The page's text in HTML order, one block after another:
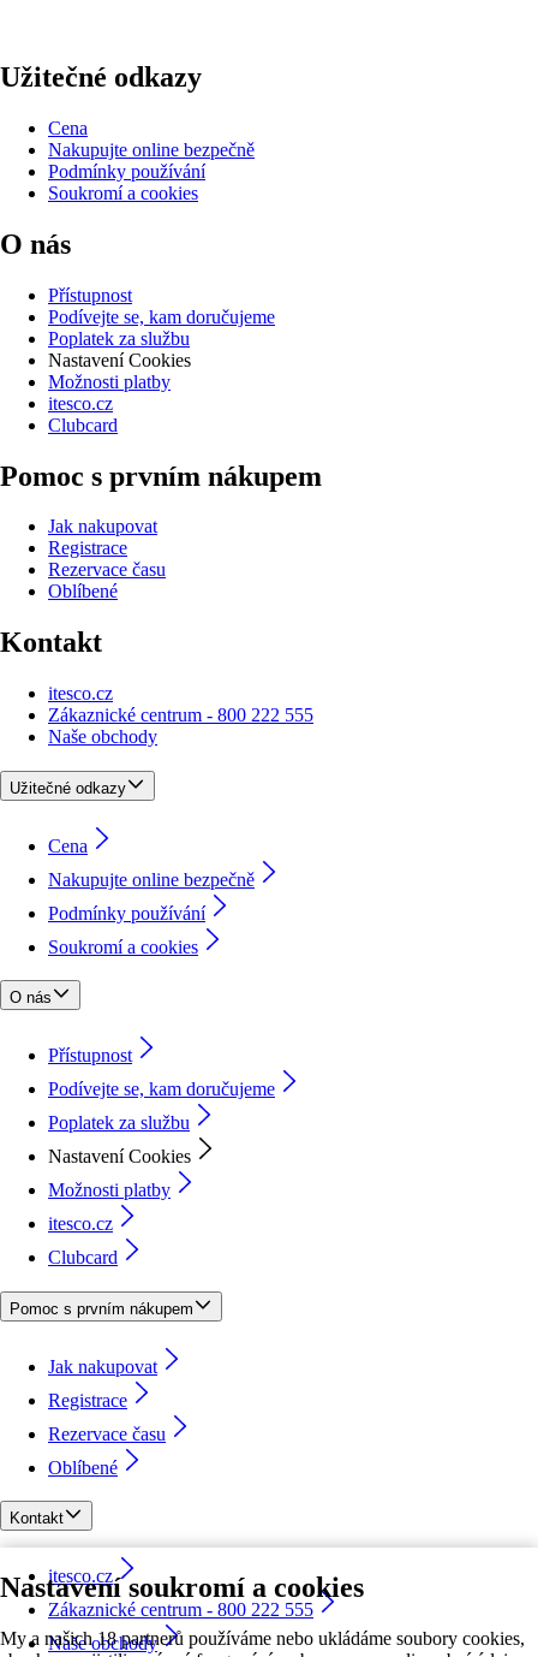
Nastavení soukromí a cookies
My a našich 18 partnerů používáme nebo ukládáme soubory cookies,
Užitečné odkazy
Cena
Nakupujte online bezpečně
Podmínky používání
Soukromí a cookies
O nás
Přístupnost
Podívejte se, kam doručujeme
Poplatek za službu
Nastavení Cookies
Možnosti platby
itesco.cz
Clubcard
Pomoc s prvním nákupem
Jak nakupovat
Registrace
Rezervace času
Oblíbené
Kontakt
itesco.cz
Zákaznické centrum - 800 222 555
Naše obchody
Užitečné odkazy
Cena
Nakupujte online bezpečně
Podmínky používání
Soukromí a cookies
O nás
Přístupnost
Podívejte se, kam doručujeme
Poplatek za službu
Nastavení Cookies
Možnosti platby
itesco.cz
Clubcard
Pomoc s prvním nákupem
Jak nakupovat
Registrace
Rezervace času
Oblíbené
Kontakt
itesco.cz
Zákaznické centrum - 800 222 555
Naše obchody